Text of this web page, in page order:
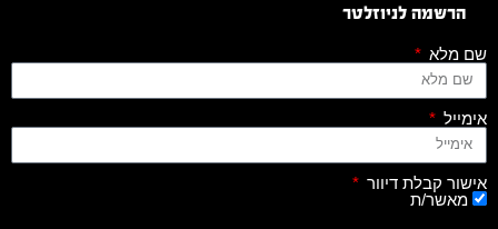
הרשמה לניוזלטר
שם מלא
אימייל
אישור קבלת דיוור
מאשר/ת